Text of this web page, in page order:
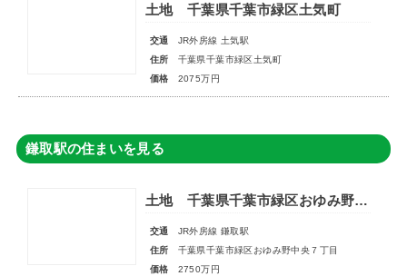
土地 千葉県千葉市緑区土気町
交通
JR外房線 土気駅
住所
千葉県千葉市緑区土気町
価格
2075万円
鎌取駅の住まいを見る
土地 千葉県千葉市緑区おゆみ野中央７丁目
交通
JR外房線 鎌取駅
住所
千葉県千葉市緑区おゆみ野中央７丁目
価格
2750万円